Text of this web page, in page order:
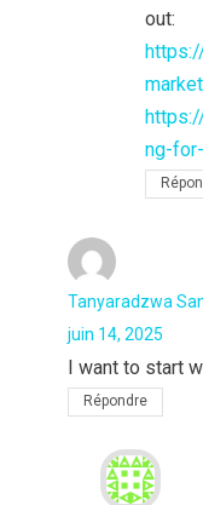
out:
ng-
Tanyaradzwa
juin 14, 2025
I want to start
Répondre